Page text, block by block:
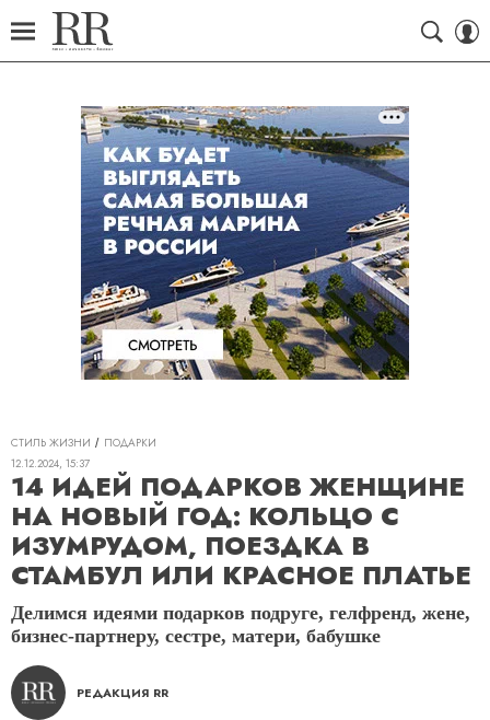
СТИЛЬ ЖИЗНИ
ПОДАРКИ
12.12.2024, 15:37
14 ИДЕЙ ПОДАРКОВ ЖЕНЩИНЕ
НА НОВЫЙ ГОД: КОЛЬЦО С
ИЗУМРУДОМ, ПОЕЗДКА В
СТАМБУЛ ИЛИ КРАСНОЕ ПЛАТЬЕ
Делимся идеями подарков подруге, гелфренд, жене,
бизнес-партнеру, сестре, матери, бабушке
РЕДАКЦИЯ RR